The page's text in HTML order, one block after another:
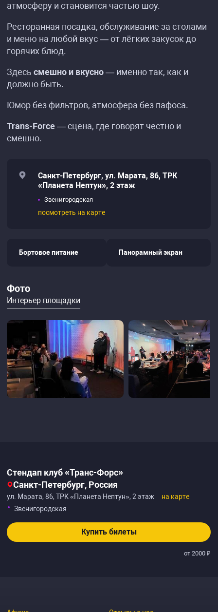
атмосферу и становится частью шоу.
Ресторанная посадка, обслуживание за столами
и меню на любой вкус — от лёгких закусок до
горячих блюд.
Здесь смешно и вкусно— именно так, как и
должно быть.
Юмор без фильтров, атмосфера без пафоса.
Trans-Force— сцена, где говорят честно и
смешно.
Санкт-Петербург, ул. Марата, 86, ТРК
«Планета Нептун», 2 этаж
Звенигородская
посмотреть на карте
Бортовое питание Панорамный экран
Фото
Интерьер площадки
Стендап клуб «Транс-Форс»‎
Санкт-Петербург, Россия
ул. Марата, 86, ТРК «Планета Нептун», 2 этаж
на карте
Звенигородская
Купить билеты
от 2000 ₽